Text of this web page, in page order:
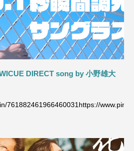
DIRECT song by 小野雄大
761882461966460031https://